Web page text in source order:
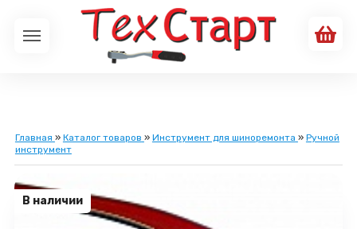
Главная » Каталог товаров » Инструмент для шиноремонта » Ручной
инструмент
В наличии